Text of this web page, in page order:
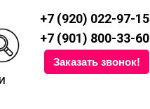
+7 (901) 800-33-60
+7 (920) 022-97-15
Заказать звонок!